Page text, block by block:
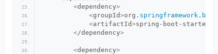
<dependency>
<groupId>org. springframework . boot
<artifactId>spring-boot-starter
</dependency>
<dependency>